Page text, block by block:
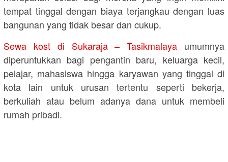
tempat tinggal dengan biaya terjangkau dengan luas
bangunan yang tidak besar dan cukup.
Sewa kost di Sukaraja – Tasikmalaya umumnya
diperuntukkan bagi pengantin baru, keluarga kecil,
pelajar, mahasiswa hingga karyawan yang tinggal di
kota lain untuk urusan tertentu seperti bekerja,
berkuliah atau belum adanya dana untuk membeli
rumah pribadi.